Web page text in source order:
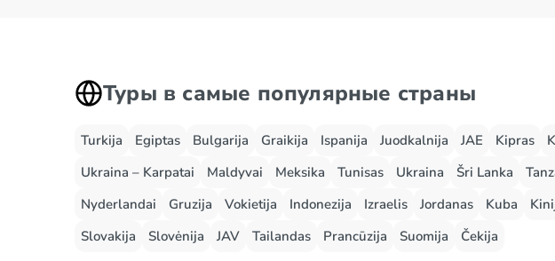
Туры в самые популярные страны
Turkija Egiptas Bulgarija Graikija Ispanija Juodkalnija JAE Kipras
Ukraina – Karpatai
Maldyvai Meksika Tunisas Ukraina Šri Lanka
Nyderlandai
Gruzija Vokietija Indonezija Izraelis Jordanas Kuba
Slovakija
Slovėnija JAV Tailandas Prancūzija Suomija Čekija